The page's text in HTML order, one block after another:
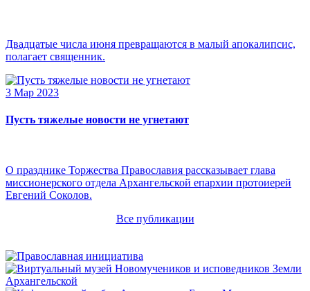
Двадцатые числа июня превращаются в малый апокалипсис,
полагает священник.
3 Мар 2023
Пусть тяжелые новости не угнетают
О празднике Торжества Православия рассказывает глава
миссионерского отдела Архангельской епархии протоиерей
Евгений Соколов.
Все публикации